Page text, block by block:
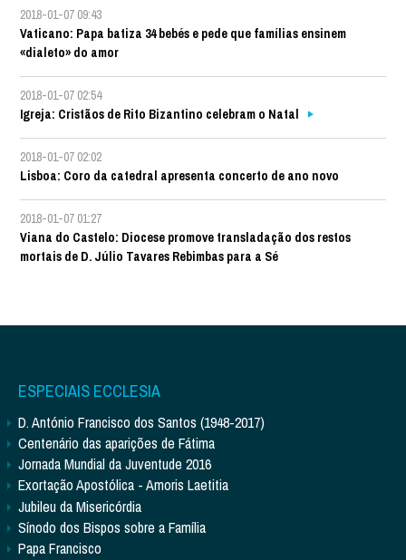
2018-01-07 09:43
Vaticano: Papa batiza 34 bebés e pede que famílias ensinem
«dialeto» do amor
2018-01-07 02:54
Igreja: Cristãos de Rito Bizantino celebram o Natal
2018-01-07 02:02
Lisboa: Coro da catedral apresenta concerto de ano novo
2018-01-07 01:27
Viana do Castelo: Diocese promove transladação dos restos
mortais de D. Júlio Tavares Rebimbas para a Sé
ESPECIAIS ECCLESIA
D. António Francisco dos Santos (1948-2017)
Centenário das aparições de Fátima
Jornada Mundial da Juventude 2016
Exortação Apostólica - Amoris Laetitia
Jubileu da Misericórdia
Sínodo dos Bispos sobre a Família
Papa Francisco